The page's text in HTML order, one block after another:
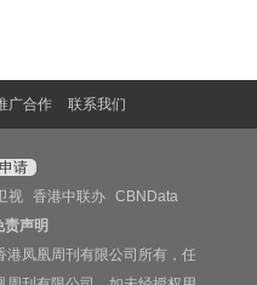
广合作 联系我们
申请
视 香港中联办
CBNData
责声明
港凤凰周刊有限公司所有，任